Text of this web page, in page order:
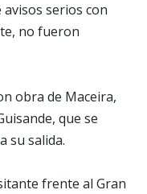
serios con
no fueron
obra de Maceira,
que se
su salida.
frente al Gran